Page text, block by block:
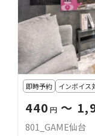
即時予約 インボイス
440 円〜
801_GAME仙台